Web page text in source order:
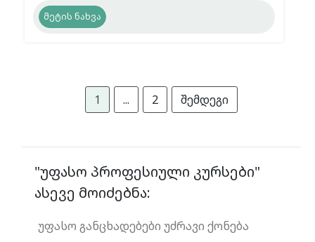
მეტის ნახვა
1 ... 2 შემდეგი
"უფასო პროფესიული კურსები"
ასევე მოიძებნა:
უფასო განცხადებები უძრავი ქონება